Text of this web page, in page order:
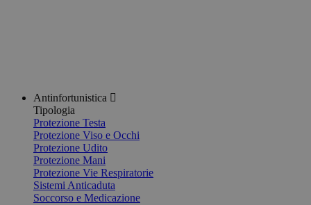
Antinfortunistica
Tipologia
Protezione Testa
Protezione Viso e Occhi
Protezione Udito
Protezione Mani
Protezione Vie Respiratorie
Sistemi Anticaduta
Soccorso e Medicazione